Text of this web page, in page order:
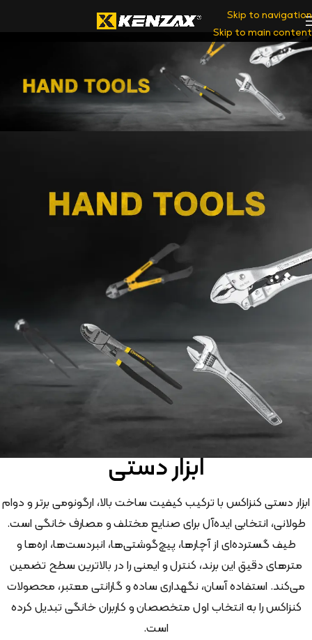
Skip to navigation
Skip to main content
ابزار دستی
ابزار دستی کنزاکس با ترکیب کیفیت ساخت بالا، ارگونومی برتر و دوام
طولانی، انتخابی ایده‌آل برای صنایع مختلف و مصارف خانگی است.
طیف گسترده‌ای از آچارها، پیچ‌گوشتی‌ها، انبردست‌ها، اره‌ها و
مترهای دقیق این برند، کنترل و ایمنی را در بالاترین سطح تضمین
می‌کند. استفاده آسان، نگهداری ساده و گارانتی معتبر، محصولات
کنزاکس را به انتخاب اول متخصصان و کاربران خانگی تبدیل کرده
است.